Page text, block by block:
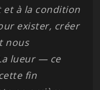
à la condition
exister, créer
nous
lueur — ce
fin